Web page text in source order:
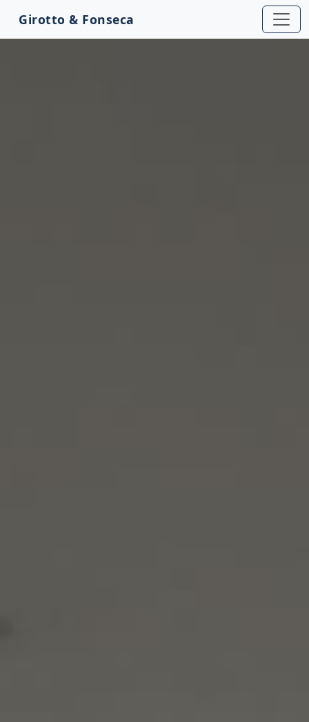
Girotto & Fonseca